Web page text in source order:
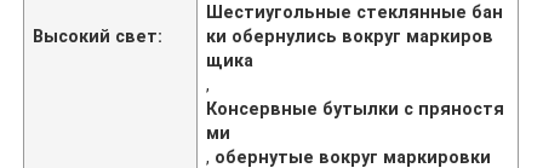
Высокий свет:
Шестиугольные стеклянные бан
ки обернулись вокруг маркиров
щика
,
Консервные бутылки с пряностя
ми
, обернутые вокруг маркировки